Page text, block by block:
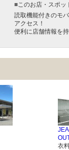
■ このお店・スポ
読取機能付きのモ
アクセス！
便利に店舗情報を
衣